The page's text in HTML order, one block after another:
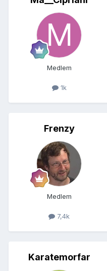
Medlem
1k
Frenzy
Medlem
7,4k
Karatemorfar